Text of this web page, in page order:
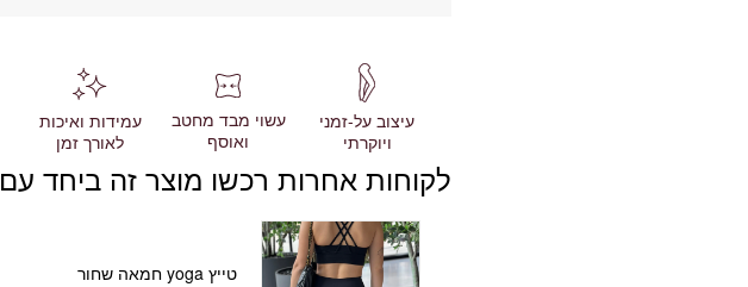
עיצוב על-זמני
ויוקרתי
עשוי מבד מחטב
ואוסף
עמידות ואיכות
לאורך זמן
לקוחות אחרות רכשו מוצר זה ביחד עם
טייץ yoga חמאה שחור